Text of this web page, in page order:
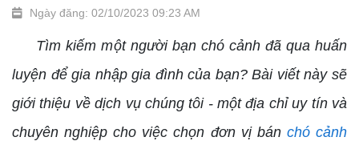
Ngày đăng: 02/10/2023 09:23 AM
Tìm kiếm một người bạn chó cảnh đã qua huấn
luyện để gia nhập gia đình của bạn? Bài viết này sẽ
giới thiệu về dịch vụ chúng tôi - một địa chỉ uy tín và
chuyên nghiệp cho việc chọn đơn vị bán chó cảnh